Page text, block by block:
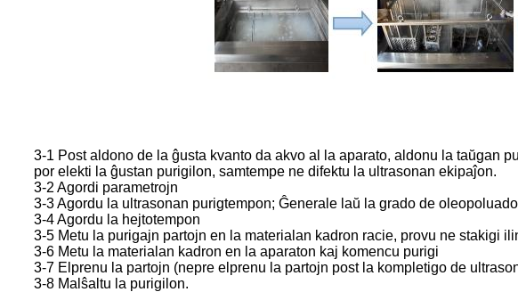
3-1 Post aldono de la ĝusta kvanto da akvo al la aparato, aldonu la taŭgan
por elekti la ĝustan purigilon, samtempe ne difektu la ultrasonan ekipaĵon.
3-2 Agordi parametrojn
3-3 Agordu la ultrasonan purigtempon; Ĝenerale laŭ la grado de
3-4 Agordu la hejtotempon
3-5 Metu la purigajn partojn en la materialan kadron racie, provu ne stakigi
3-6 Metu la materialan kadron en la aparaton kaj komencu purigi
3-7 Elprenu la partojn (nepre elprenu la partojn post la kompletigo de
3-8 Malŝaltu la purigilon.